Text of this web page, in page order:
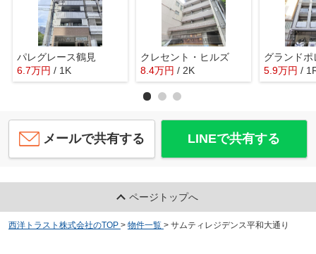
パレグレース鶴見
6.7万円 / 1K
クレセント・ヒルズ
8.4万円 / 2K 5.9万円 /
メールで共有する LINEで共有する
ページトップへ
西洋トラスト株式会社のTOP > 物件一覧 > サムティレジデンス平和大通り